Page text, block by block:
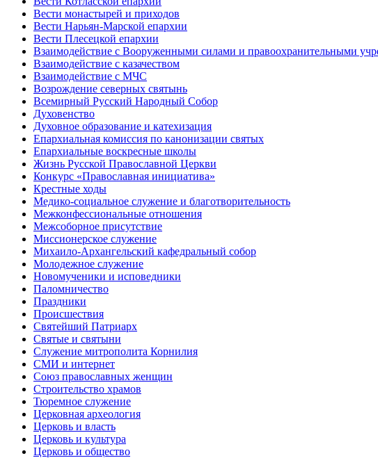
Вести монастырей и приходов
Вести Нарьян-Марской епархии
Вести Плесецкой епархии
Взаимодействие с Вооруженными силами и правоохранительными
Взаимодействие с казачеством
Взаимодействие с МЧС
Возрождение северных святынь
Всемирный Русский Народный Собор
Духовенство
Духовное образование и катехизация
Епархиальная комиссия по канонизации святых
Епархиальные воскресные школы
Жизнь Русской Православной Церкви
Конкурс «Православная инициатива»
Крестные ходы
Медико-социальное служение и благотворительность
Межконфессиональные отношения
Межсоборное присутствие
Миссионерское служение
Михаило-Архангельский кафедральный собор
Молодежное служение
Новомученики и исповедники
Паломничество
Праздники
Происшествия
Святейший Патриарх
Святые и святыни
Служение митрополита Корнилия
СМИ и интернет
Союз православных женщин
Строительство храмов
Тюремное служение
Церковная археология
Церковь и власть
Церковь и культура
Церковь и общество